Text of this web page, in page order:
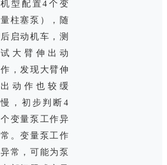
机型配置4个变
量柱塞泵），随
后启动机车，测
试大臂伸出动
作，发现大臂伸
出动作也较缓
慢，初步判断4
个变量泵工作异
常。变量泵工作
异常，可能为泵